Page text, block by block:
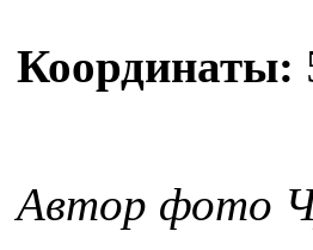
Координаты:
Автор фото